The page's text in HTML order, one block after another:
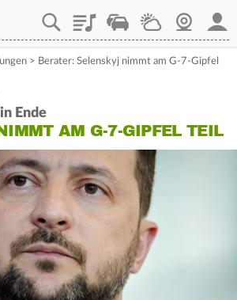
PlaylistStaupilotWetterWebcam
> Berater: Selenskyj nimmt am G-7-Gipfel
Ende
AM G-7-GIPFEL TEIL